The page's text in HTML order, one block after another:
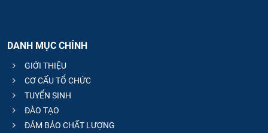
DANH MỤC CHÍNH
GIỚI THIỆU
CƠ CẤU TỔ CHỨC
TUYỂN SINH
ĐÀO TẠO
ĐẢM BẢO CHẤT LƯỢNG